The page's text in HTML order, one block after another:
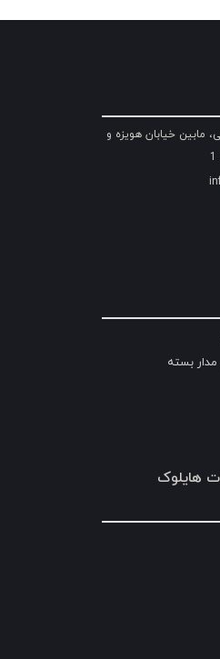
مابین خیابان هویزه و
بسته
هایلوک